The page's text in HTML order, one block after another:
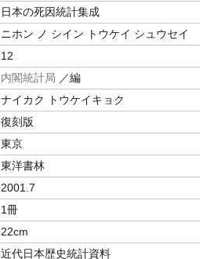
日本の死因統計集成
ニホン ノ シイン トウケイ シュウセイ
12
内閣統計局 ／編
ナイカク トウケイキョク
復刻版
東京
東洋書林
2001.7
1冊
22cm
近代日本歴史統計資料